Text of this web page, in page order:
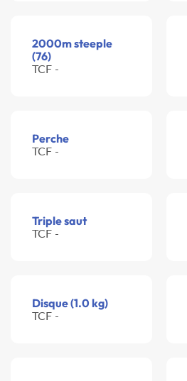
2000m steeple
(76)
TCF -
Perche
TCF -
Triple saut
TCF -
Disque (1.0 kg)
TCF -